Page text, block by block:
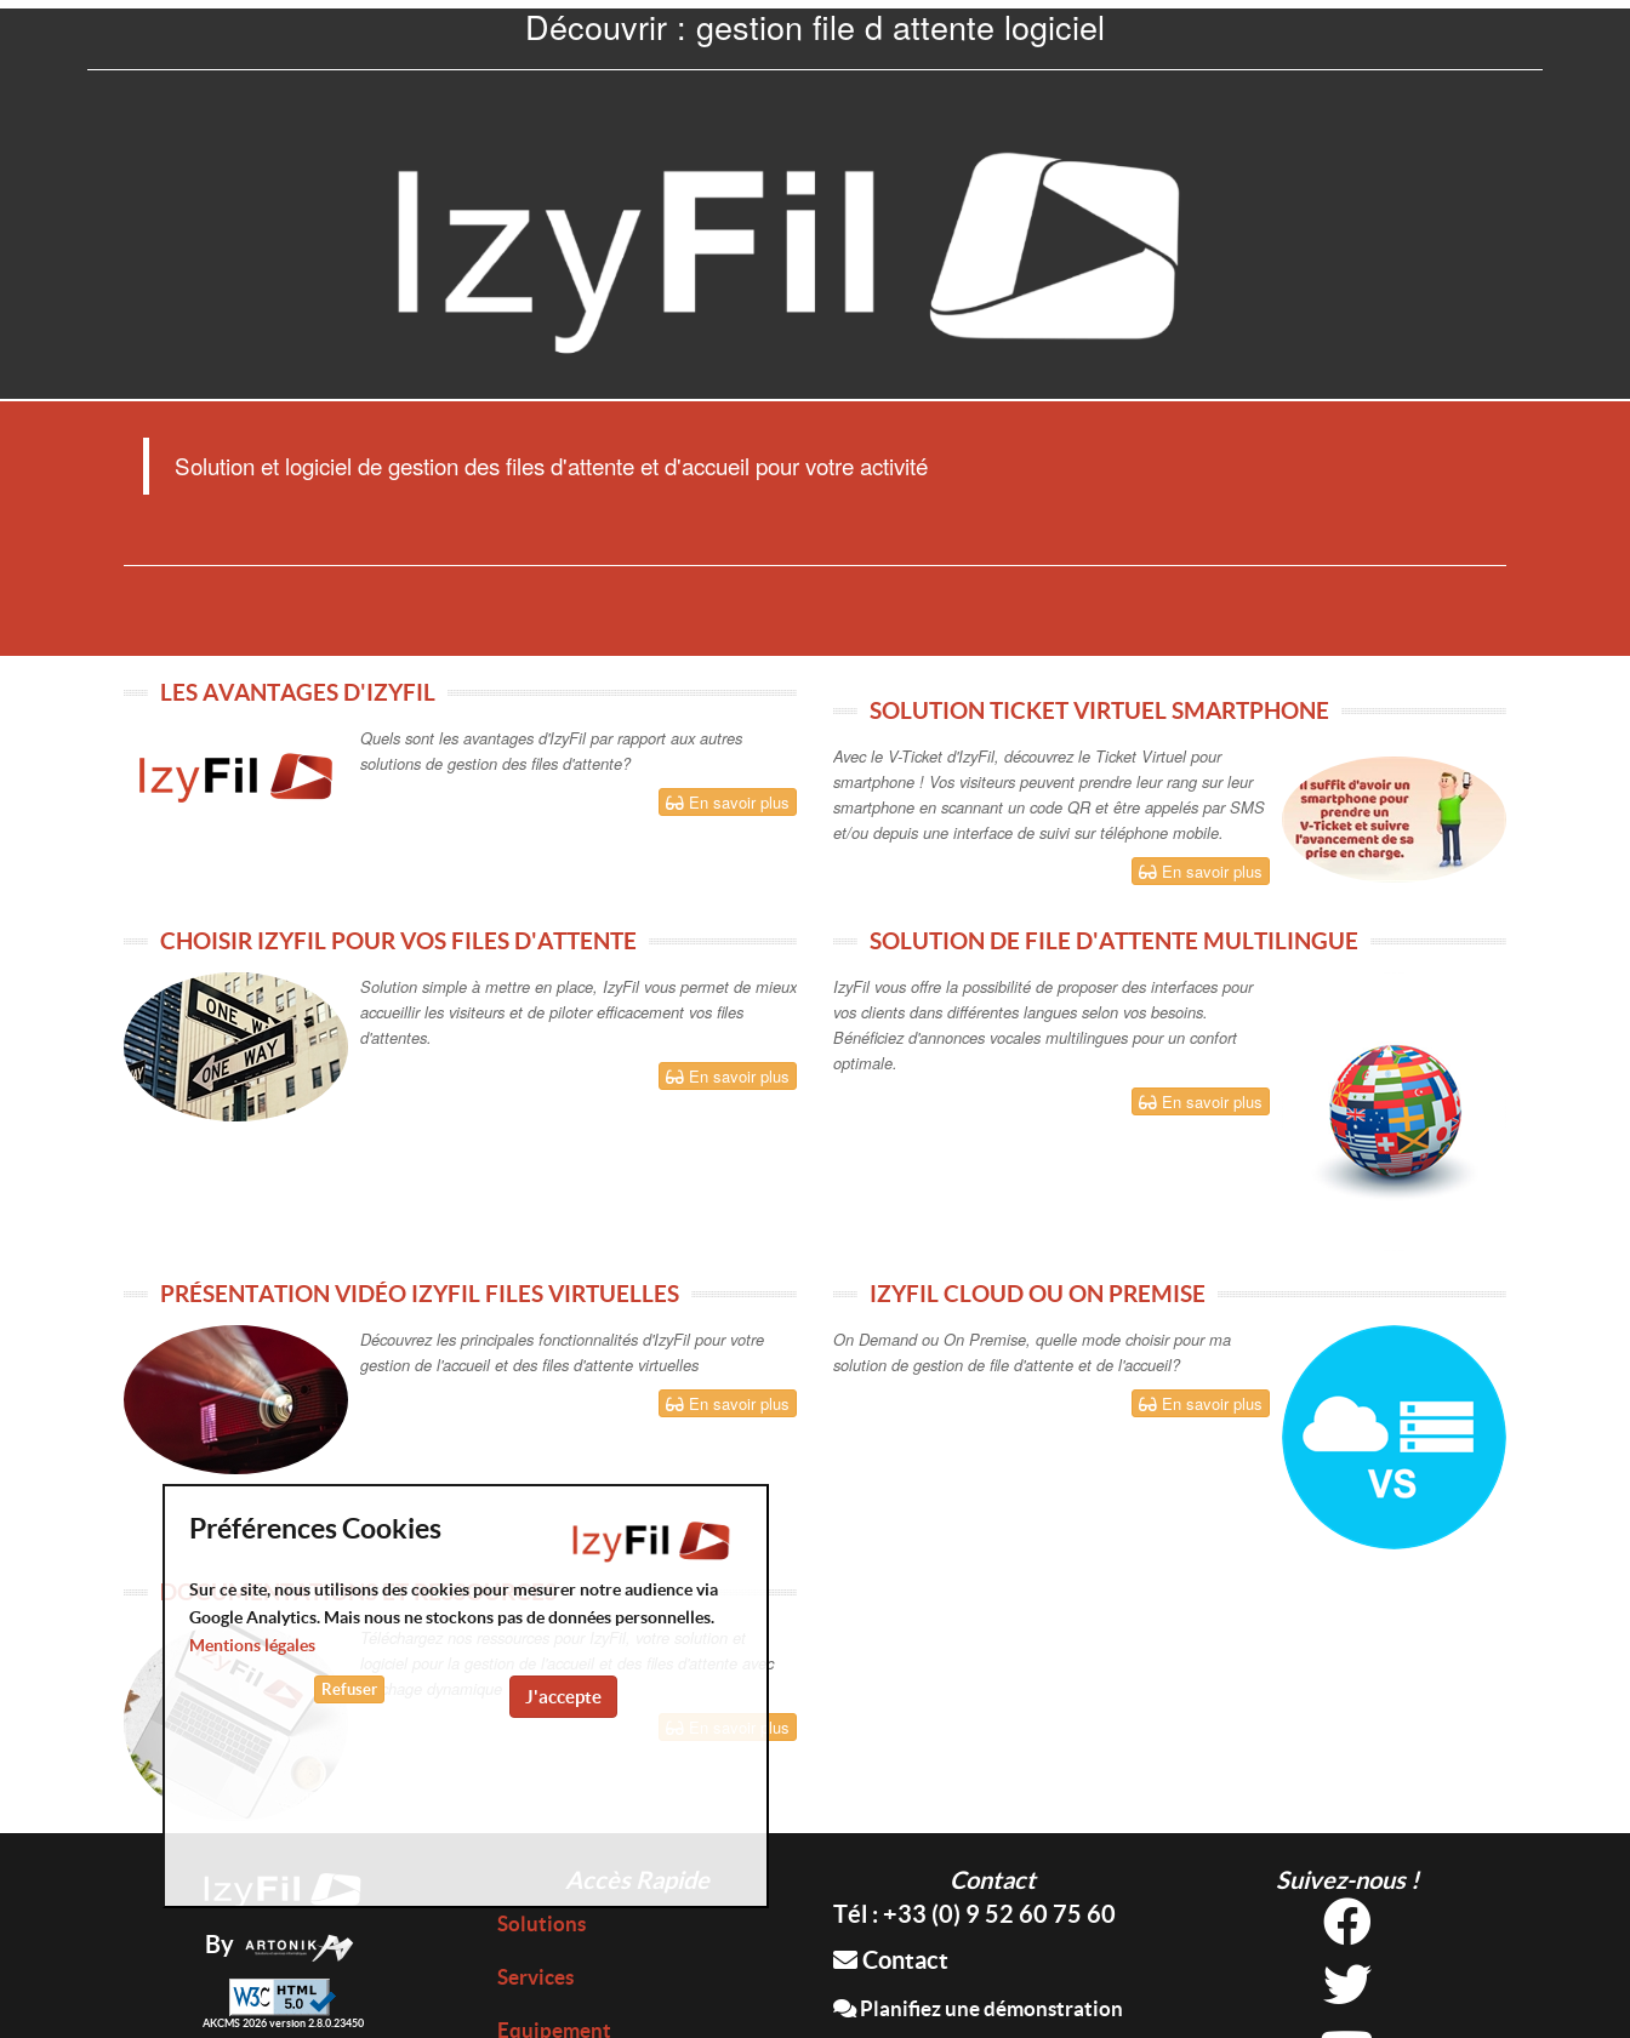
Découvrir : gestion file d attente logiciel
Solution et logiciel de gestion des files d'attente et d'accueil pour votre activité
LES AVANTAGES D'IZYFIL
Quels sont les avantages d'IzyFil par rapport aux autres
solutions de gestion des files d'attente?
En savoir plus
SOLUTION TICKET VIRTUEL SMARTPHONE
Avec le V-Ticket d'IzyFil, découvrez le Ticket Virtuel pour
smartphone ! Vos visiteurs peuvent prendre leur rang sur leur
smartphone en scannant un code QR et être appelés par SMS
et/ou depuis une interface de suivi sur téléphone mobile.
En savoir plus
CHOISIR IZYFIL POUR VOS FILES D'ATTENTE
Solution simple à mettre en place, IzyFil vous permet de mieux
accueillir les visiteurs et de piloter efficacement vos files
d'attentes.
En savoir plus
SOLUTION DE FILE D'ATTENTE MULTILINGUE
IzyFil vous offre la possibilité de proposer des interfaces pour
vos clients dans différentes langues selon vos besoins.
Bénéficiez d'annonces vocales multilingues pour un confort
optimale.
En savoir plus
PRÉSENTATION VIDÉO IZYFIL FILES VIRTUELLES
Découvrez les principales fonctionnalités d'IzyFil pour votre
gestion de l'accueil et des files d'attente virtuelles
En savoir plus
IZYFIL CLOUD OU ON PREMISE
On Demand ou On Premise, quelle mode choisir pour ma
solution de gestion de file d'attente et de l'accueil?
En savoir plus
DOCUMENTATIONS ET RESSOURCES
logiciel pour la gestion de l'accueil et des files d'attente avec
affichage dynamique
En savoir plus
By
AKCMS 2026 version 2.8.0.23450
Accès Rapide
Solutions
Services
Equipement
Contact
Tél : +33 (0) 9 52 60 75 60
Contact
Planifiez une démonstration
Suivez-nous !
Préférences Cookies
Sur ce site, nous utilisons des cookies pour mesurer notre audience via
Google Analytics. Mais nous ne stockons pas de données personnelles.
Mentions légales
J'accepte
Refuser